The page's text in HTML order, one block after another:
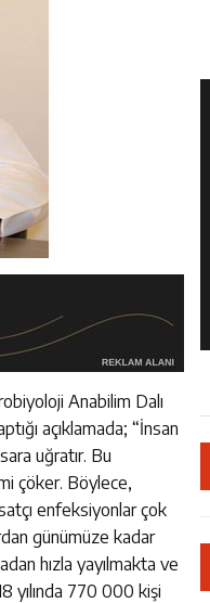
Anabilim Dalı
açıklamada; “İnsan
uğratır. Bu
çöker. Böylece,
enfeksiyonlar çok
günümüze kadar
hızla yayılmakta ve
yılında 770 000 kişi